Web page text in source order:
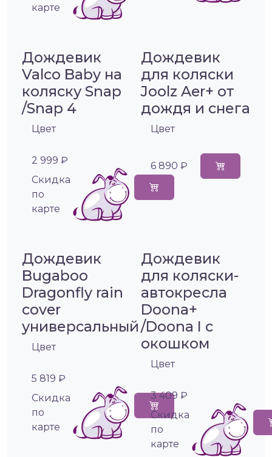
карте
Дождевик
Valco Baby на
коляску Snap
/Snap 4
Цвет
2 999 ₽
Cкидка
по
карте
Дождевик
для коляски
Joolz Aer+ от
дождя и снега
Цвет
6 890 ₽
Дождевик
Bugaboo
Dragonfly rain
cover
универсальный
Цвет
5 819 ₽
Cкидка
по
карте
Дождевик
для коляски-
автокресла
Doona+
/Doona I с
окошком
Цвет
3 409 ₽
Cкидка
по
карте